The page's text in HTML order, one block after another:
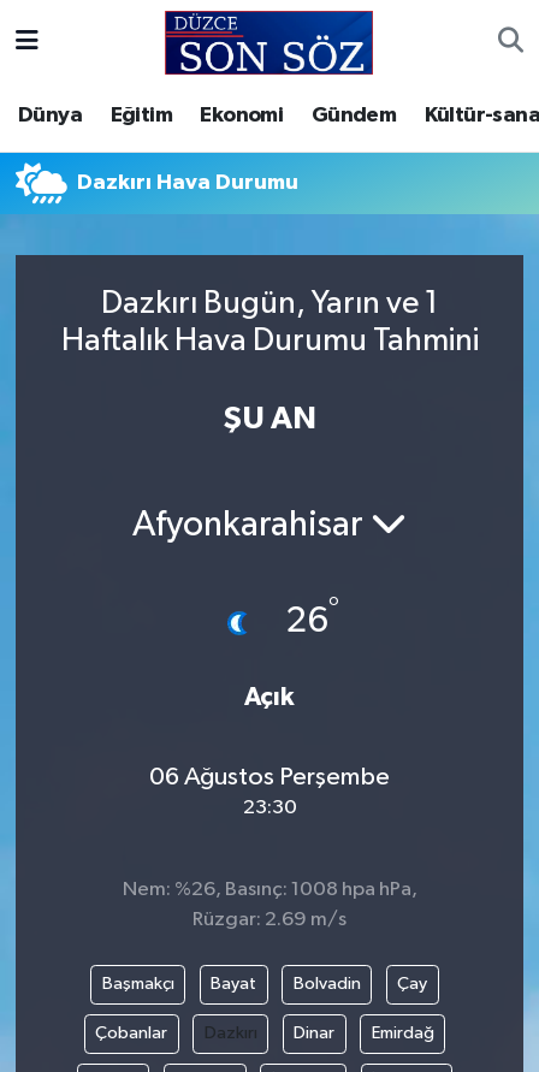
Dünya Eğitim Ekonomi Gündem Kültür-
Dazkırı Hava Durumu
Dazkırı Bugün, Yarın ve 1
Haftalık Hava Durumu Tahmini
ŞU AN
Afyonkarahisar
26°
Açık
06 Ağustos Perşembe
23:30
Nem: %26, Basınç: 1008 hpa hPa,
Rüzgar: 2.69 m/s
Başmakçı Bayat Bolvadin Çay
Çobanlar Dazkırı Dinar Emirdağ
Gizlilik Sözleşmesi
İletişim
Video Galeri
Akçakoca Hava Durumu
Akçakoca Trafik Yoğunluk Haritası
Tüm Manşetler